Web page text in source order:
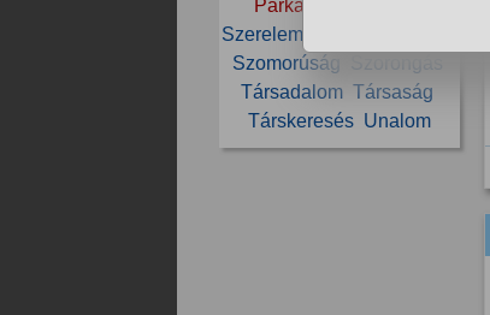
Párkapcsolat
Szerelem
Szomorúság
Társadalom Társaság
Társkeresés Unalom